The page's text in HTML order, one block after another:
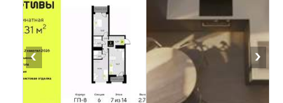
‹ ›